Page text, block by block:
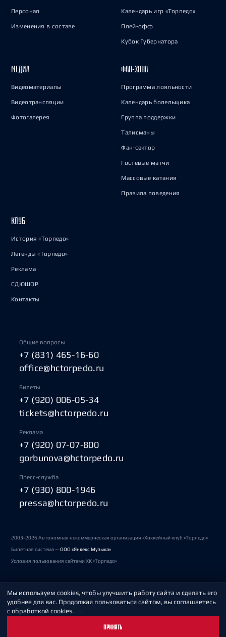
Персонал
Изменения в составе
Календарь игр «Торпедо»
Плей-офф
Кубок Губернатора
МЕДИА
Видеоматериалы
Видеотрансляции
Фотогалерея
ФАН-ЗОНА
Программа лояльности
Календарь болельщика
Группа поддержки
Талисманы
Фан-сектор
Гостевые матчи
Массовые катания
Правила поведения
КЛУБ
История «Торпедо»
Легенды «Торпедо»
Реклама
СДЮШОР
Контакты
Общие вопросы
+7 (831) 465-16-60
office@hctorpedo.ru
Билеты
+7 (920) 006-05-34
tickets@hctorpedo.ru
Реклама
+7 (920) 07-07-800
gorbunova@hctorpedo.ru
Пресс-служба
+7 (930) 800-1946
pressa@hctorpedo.ru
2003-2026 Автономная некоммерческая организация «Хоккейный клуб «Торпедо»
Билетная система —ООО «Яндекс Музыка»
Условия пользования сайтами ХК «Торпедо»
Политика обработки персональных данных
Пользовательское соглашение
Мы используем cookies, чтобы улучшить работу сайта и сделать его
удобнее для вас. Продолжая пользоваться сайтом, вы соглашаетесь
с обработкой cookies.
ПРИНЯТЬ